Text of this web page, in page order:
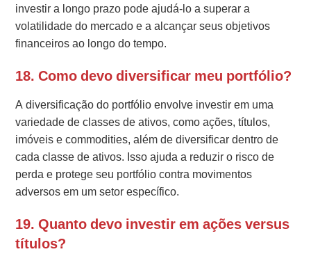
investir a longo prazo pode ajudá-lo a superar a
volatilidade do mercado e a alcançar seus objetivos
financeiros ao longo do tempo.
18. Como devo diversificar meu portfólio?
A diversificação do portfólio envolve investir em uma
variedade de classes de ativos, como ações, títulos,
imóveis e commodities, além de diversificar dentro de
cada classe de ativos. Isso ajuda a reduzir o risco de
perda e protege seu portfólio contra movimentos
adversos em um setor específico.
19. Quanto devo investir em ações versus
títulos?